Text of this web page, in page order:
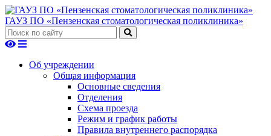
ГАУЗ ПО «Пензенская стоматологическая поликлиника»
Об учреждении
Общая информация
Основные сведения
Отделения
Схема проезда
Режим и график работы
Правила внутреннего распорядка